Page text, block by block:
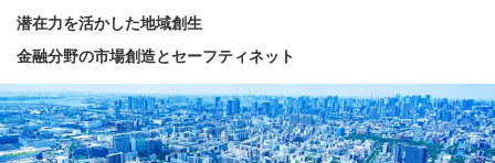
潜在力を活かした地域創生
金融分野の市場創造とセーフティネット